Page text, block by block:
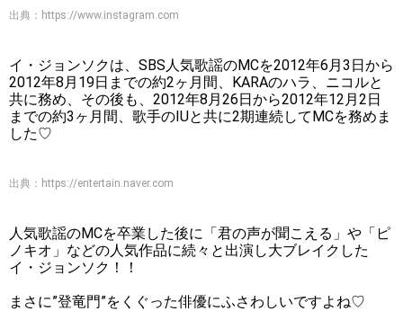
出典： https://www.instagram.com
イ・ジョンソクは、SBS人気歌謡のMCを2012年6月3日から
2012年8月19日までの約2ヶ月間、KARAのハラ、ニコルと
共に務め、その後も、2012年8月26日から2012年12月2日
までの約3ヶ月間、歌手のIUと共に2期連続してMCを務めま
した♡
出典： https://entertain.naver.com
人気歌謡のMCを卒業した後に「君の声が聞こえる」や「ピ
ノキオ」などの人気作品に続々と出演し大ブレイクした
イ・ジョンソク！！
まさに”登竜門”をくぐった俳優にふさわしいですよね♡